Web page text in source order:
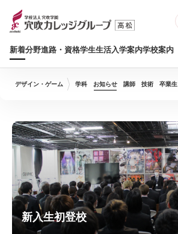
新着分野進路・資格学生生活入学案内学校案内
デザイン・ゲーム 学科 お知らせ 講師 技術 卒業生
新入生初登校